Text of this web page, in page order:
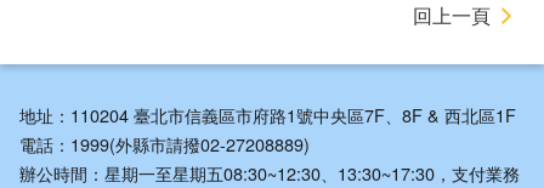
回上一頁
地址：110204 臺北市信義區市府路1號中央區7F、8F & 西北區1F
電話：1999(外縣市請撥02-27208889)
辦公時間：星期一至星期五08:30~12:30、13:30~17:30，支付業務